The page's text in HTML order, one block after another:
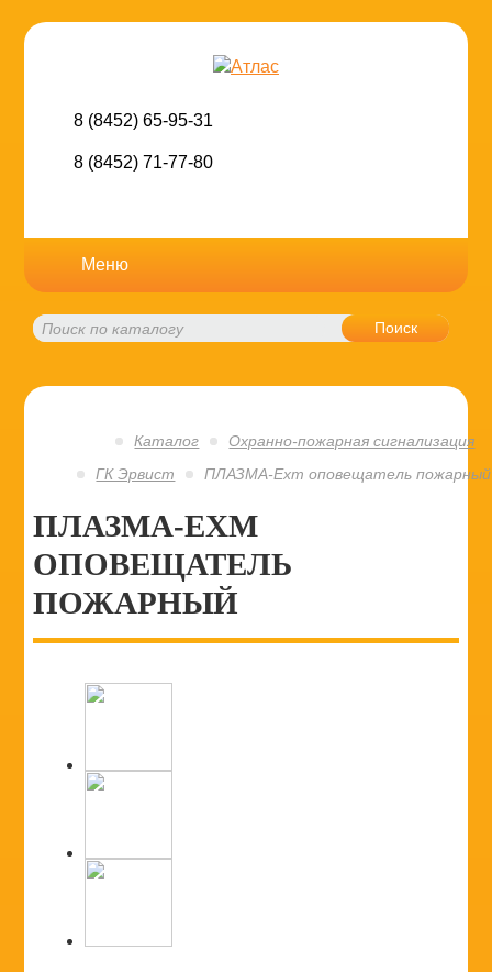
8 (8452) 65-95-31
8 (8452) 71-77-80
Меню
Поиск
Каталог
Охранно-пожарная сигнализация
ГК Эрвист
ПЛАЗМА-Ехm оповещатель пожарный
ПЛАЗМА-ЕХM
ОПОВЕЩАТЕЛЬ
ПОЖАРНЫЙ